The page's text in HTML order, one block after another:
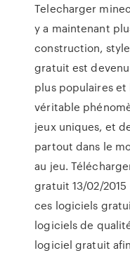
Telecharger
y a maintenant
construction,
gratuit est
plus populaires et
véritable
jeux uniques, et
partout dans le
au jeu.
gratuit 13/02/2015
ces logiciels
logiciels de
logiciel gratuit